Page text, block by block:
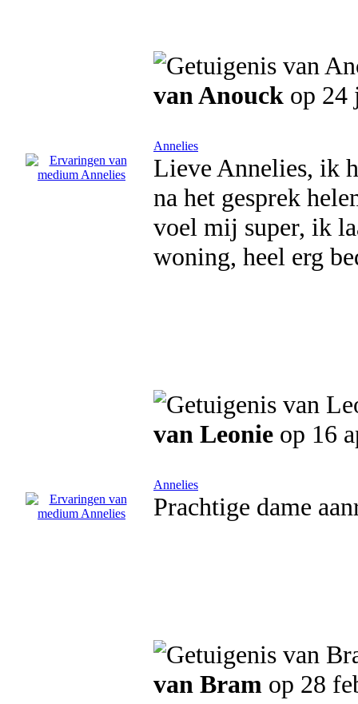
van Anouck op 24
Annelies
Lieve Annelies, ik
na het gesprek
voel mij super, ik
woning, heel erg
van Leonie op 16
Annelies
Prachtige dame
van Bram op 28